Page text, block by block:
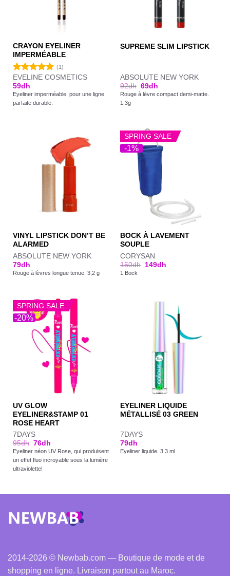
CRAYON EYELINER
IMPERMÉABLE
Note5.00
sur 5
(1)
EVELINE COSMETICS
59dh
Eyeliner imperméable. pour une ligne
parfaite durable.
SUPREME SLIM LIPSTICK
ABSOLUTE NEW YORK
92dh 69dh
Rouge à lèvre compact demi-matte.
1,3g
VINYL LIPSTICK DON’T BE
ALARMED
ABSOLUTE NEW YORK
79dh
Rouge à lèvres longue tenue. 3,2 g
-1%
SPRING SALE
BOCK À LAVEMENT
SOUPLE
CORYSAN
150dh 149dh
1 Bock
-20%
SPRING SALE
UV GLOW
EYELINER&STAMP 01
ROSE HEART
7DAYS
95dh 76dh
Eyeliner néon UV Rose, qui produisent
un effet fluo incroyable sous la lumière
ultraviolette!
EYELINER LIQUIDE
MÉTALLISÉ 03 GREEN
7DAYS
79dh
Eyeliner liquide. 3.3 ml
2014-2026 © Newbab.com — Boutique de mode et de
shopping en ligne. Livraison partout au Maroc.